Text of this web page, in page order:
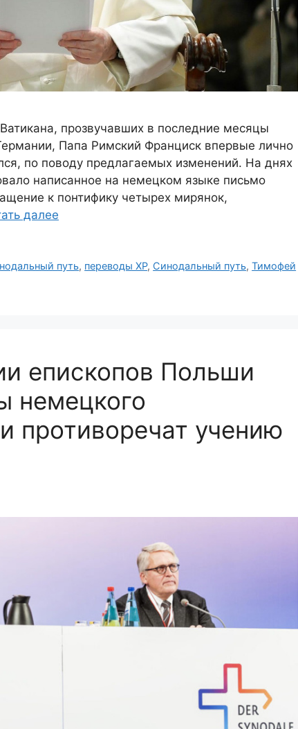
прозвучавших в последние месяцы
Папа Римский Франциск впервые лично
по поводу предлагаемых изменений. На днях
написанное на немецком языке письмо
к понтифику четырех мирянок,
далее
путь, переводы ХР, Синодальный путь,Тимофей
епископов Польши
немецкого
противоречат учению